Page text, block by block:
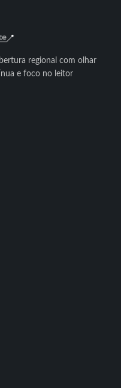
regional com olhar
e foco no leitor